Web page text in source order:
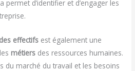
permet d’identifier et d’engager les
effectifs est également une
métiers des ressources humaines.
du marché du travail et les besoins